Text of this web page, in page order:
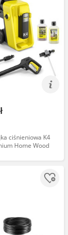
ciśnieniowa K4
Home Wood